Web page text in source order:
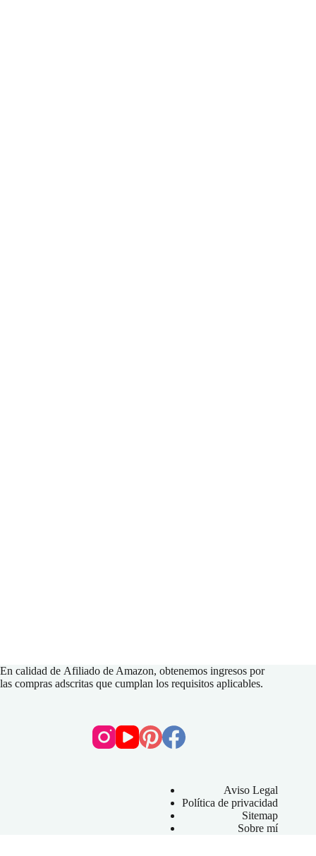
En calidad de Afiliado de Amazon, obtenemos ingresos por
las compras adscritas que cumplan los requisitos aplicables.
Aviso Legal
Política de privacidad
Sitemap
Sobre mí